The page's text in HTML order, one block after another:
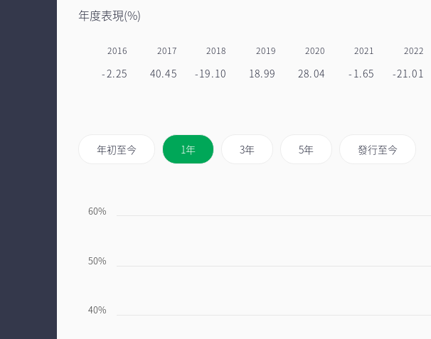
年度表現(%)
2016
-2.25
2017
40.45
2018
-19.10
2019
18.99
2020
28.04
2021
-1.65
2022
-21.01
年初至今 1年 3年 5年 發行至今
40%
50%
60%